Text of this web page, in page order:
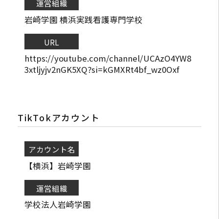
運営組織
岩崎学園 横浜実践看護専門学校
URL
https://youtube.com/channel/UCAzO4YW8
3xtljyjv2nGK5XQ?si=kGMXRt4bf_wz0Oxf
TikTokアカウント
アカウント名
【横浜】岩崎学園
運営組織
学校法人岩崎学園